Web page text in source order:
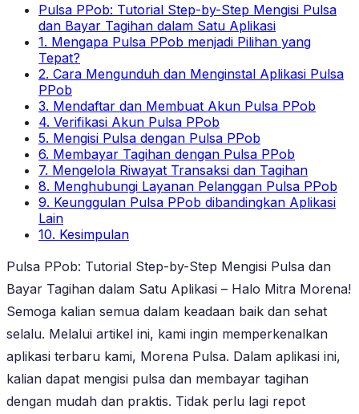
Pulsa PPob: Tutorial Step-by-Step Mengisi Pulsa
dan Bayar Tagihan dalam Satu Aplikasi
1. Mengapa Pulsa PPob menjadi Pilihan yang
Tepat?
2. Cara Mengunduh dan Menginstal Aplikasi Pulsa
PPob
3. Mendaftar dan Membuat Akun Pulsa PPob
4. Verifikasi Akun Pulsa PPob
5. Mengisi Pulsa dengan Pulsa PPob
6. Membayar Tagihan dengan Pulsa PPob
7. Mengelola Riwayat Transaksi dan Tagihan
8. Menghubungi Layanan Pelanggan Pulsa PPob
9. Keunggulan Pulsa PPob dibandingkan Aplikasi
Lain
10. Kesimpulan
Pulsa PPob: Tutorial Step-by-Step Mengisi Pulsa dan
Bayar Tagihan dalam Satu Aplikasi – Halo Mitra Morena!
Semoga kalian semua dalam keadaan baik dan sehat
selalu. Melalui artikel ini, kami ingin memperkenalkan
aplikasi terbaru kami, Morena Pulsa. Dalam aplikasi ini,
kalian dapat mengisi pulsa dan membayar tagihan
dengan mudah dan praktis. Tidak perlu lagi repot